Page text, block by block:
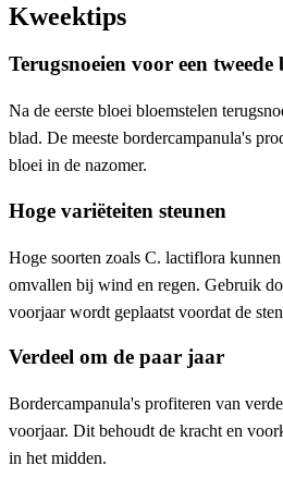
Kweektips
Terugsnoeien voor een tweede
Na de eerste bloei bloemstelen
blad. De meeste bordercampanula's
bloei in de nazomer.
Hoge variëteiten steunen
Hoge soorten zoals C. lactiflora
omvallen bij wind en regen. Gebruik
voorjaar wordt geplaatst voordat de
Verdeel om de paar jaar
Bordercampanula's profiteren van
voorjaar. Dit behoudt de kracht en
in het midden.